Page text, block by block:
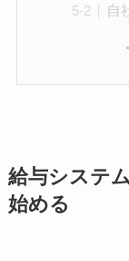
自
給与システ
始める